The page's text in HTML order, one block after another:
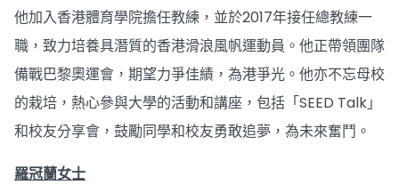
他加入香港體育學院擔任教練，並於2017年接任總教練一
職，致力培養具潛質的香港滑浪風帆運動員。他正帶領團隊
備戰巴黎奧運會，期望力爭佳績，為港爭光。他亦不忘母校
的栽培，熱心參與大學的活動和講座，包括「SEED Talk」
和校友分享會，鼓勵同學和校友勇敢追夢，為未來奮鬥。
羅冠蘭女士